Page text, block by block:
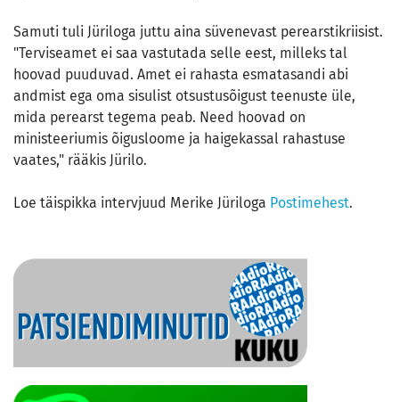
Samuti tuli Jüriloga juttu aina süvenevast perearstikriisist.
"Terviseamet ei saa vastutada selle eest, milleks tal
hoovad puuduvad. Amet ei rahasta esmatasandi abi
andmist ega oma sisulist otsustusõigust teenuste üle,
mida perearst tegema peab. Need hoovad on
ministeeriumis õigusloome ja haigekassal rahastuse
vaates," rääkis Jürilo.
Loe täispikka intervjuud Merike Jüriloga Postimehest.